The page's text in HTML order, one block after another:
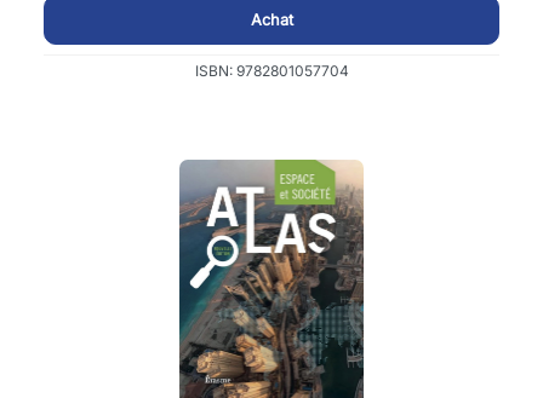
Achat
ISBN: 9782801057704